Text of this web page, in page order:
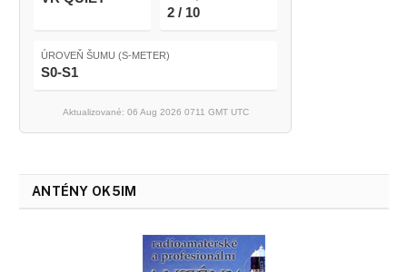
2 / 10
ÚROVEŇ ŠUMU (S-METER)
S0-S1
Aktualizované: 06 Aug 2026 0711 GMT UTC
ANTÉNY OK5IM